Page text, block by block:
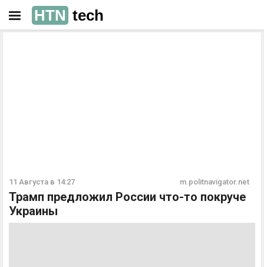
HTN tech
11 Августа в 14:27 m.politnavigator.net
Трамп предложил России что-то покруче
Украины